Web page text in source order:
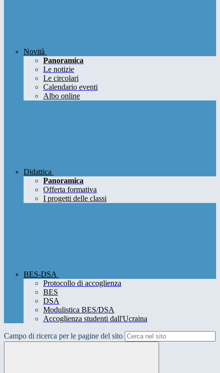
Novità
Panoramica
Le notizie
Le circolari
Calendario eventi
Albo online
Didattica
Panoramica
Offerta formativa
I progetti delle classi
BES-DSA
Protocollo di accoglienza
BES
DSA
Modulistica BES/DSA
Accoglienza studenti dall'Ucraina
Campo di ricerca per le pagine del sito